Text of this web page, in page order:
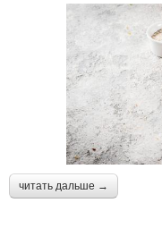
читать дальше →